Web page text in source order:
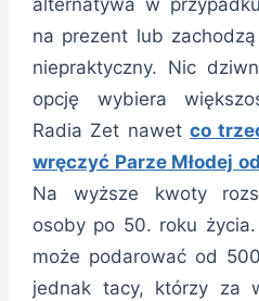
na prezent lub
niepraktyczny. Nic
opcję wybiera
Radia Zet nawet co
wręczyć Parze Młodej
Na wyższe kwoty
osoby po 50. roku
może podarować od
jednak tacy, którzy za